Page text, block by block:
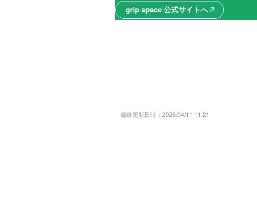
grip space 公式サイトへnorth_east
最終更新日時： 2026/04/11 11:21